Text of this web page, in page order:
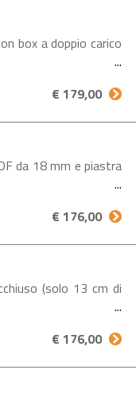
box a doppio carico
€ 179,00
da 18 mm e piastra
€ 176,00
(solo 13 cm di
€ 176,00